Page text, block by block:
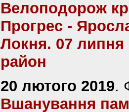
Велоподорож
Прогрес -
Локня. 07 липня
район
20 лютого 2019.
Вшанування